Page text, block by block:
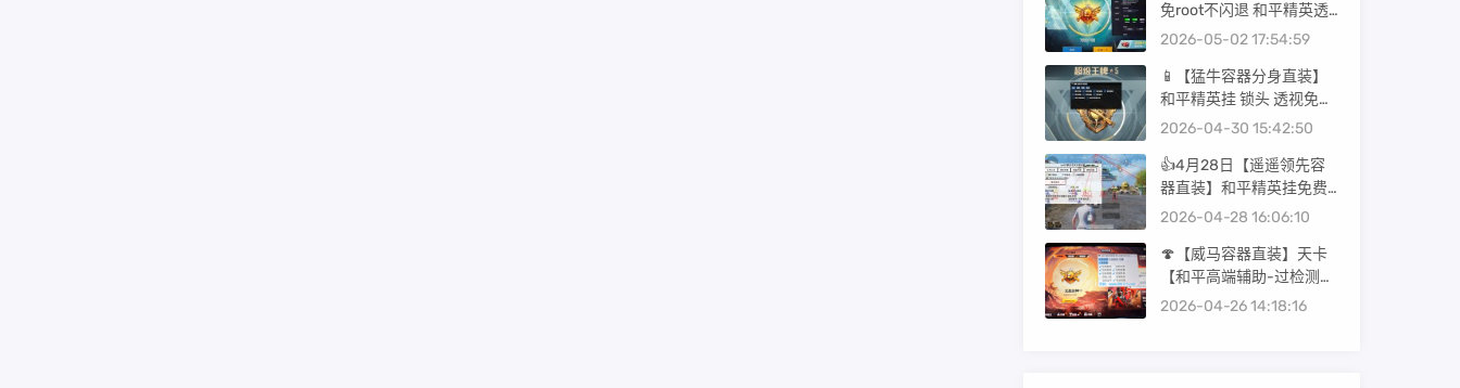
免root不闪退 和平精英透
视辅助器(免费) 和平精英
2026-05-02 17:54:59
📱【猛牛容器分身直装】
和平精英挂 锁头 透视免费
版不封号 永久版安卓手机
2026-04-30 15:42:50
👍4月28日【遥遥领先容
器直装】和平精英挂免费
版不封号 子弹追踪 锁头 透
2026-04-28 16:06:10
🍄【威马容器直装】天卡
【和平高端辅助-过检测防
封号-全屏透视-锁头自瞄-
2026-04-26 14:18:16